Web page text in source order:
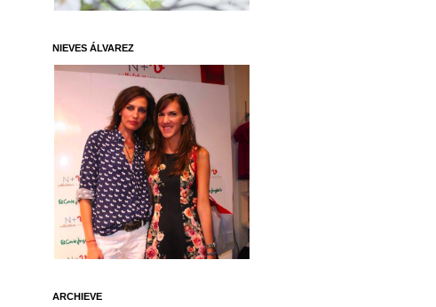
NIEVES ÁLVAREZ
ARCHIEVE